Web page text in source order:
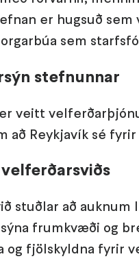
er hugsuð
sem
stefnunnar
veitt
að Reykjavík sé
stuðlar að
sýna frumkvæði og
og fjölskyldna fyrir